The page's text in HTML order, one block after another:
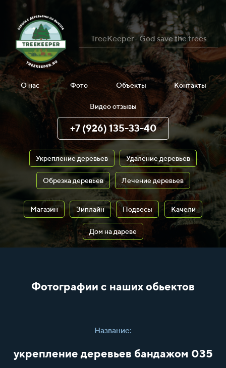
TreeKeeper- God save the trees
О нас Фото Объекты Контакты
Видео отзывы
+7 (926) 135-33-40
Укрепление деревьев Удаление деревьев
Обрезка деревьев Лечение деревьев
Магазин Зиплайн Подвесы Качели
Дом на дареве
Фотографии с наших обьектов
Название:
укрепление деревьев бандажом 035